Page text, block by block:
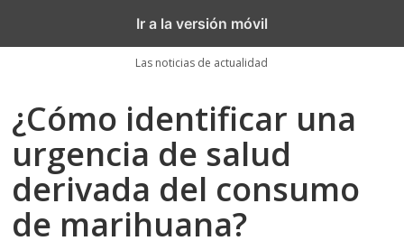
Akronoticias
Las noticias de actualidad
¿Cómo identificar una
urgencia de salud
derivada del consumo
de marihuana?
Ir a la versión móvil